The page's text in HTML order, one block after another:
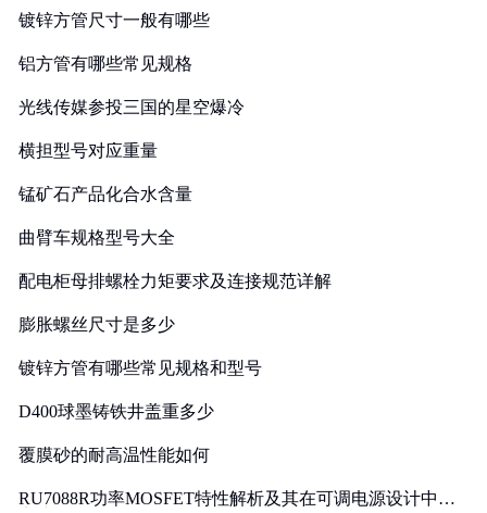
镀锌方管尺寸一般有哪些
铝方管有哪些常见规格
光线传媒参投三国的星空爆冷
横担型号对应重量
锰矿石产品化合水含量
曲臂车规格型号大全
配电柜母排螺栓力矩要求及连接规范详解
膨胀螺丝尺寸是多少
镀锌方管有哪些常见规格和型号
D400球墨铸铁井盖重多少
覆膜砂的耐高温性能如何
RU7088R功率MOSFET特性解析及其在可调电源设计中的